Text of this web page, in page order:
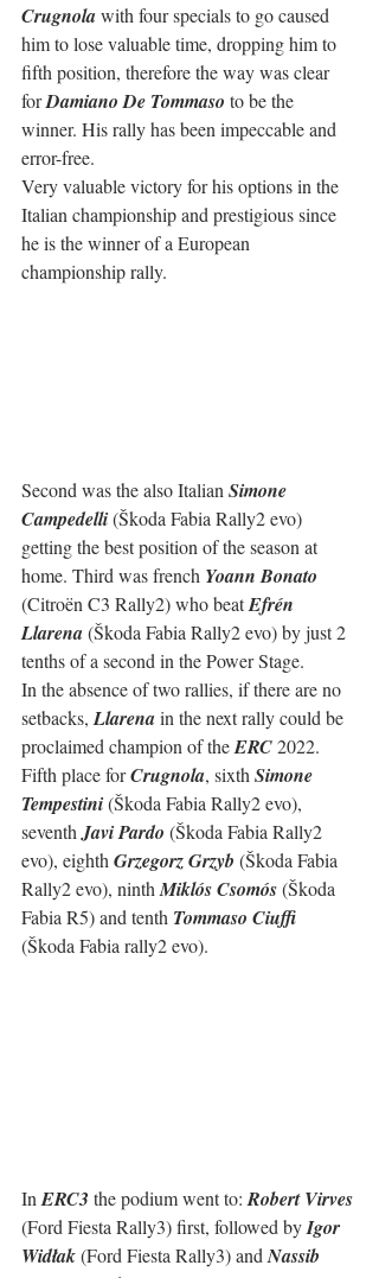
Crugnola with four specials to go caused
him to lose valuable time, dropping him to
fifth position, therefore the way was clear
for Damiano De Tommaso to be the
winner. His rally has been impeccable and
error-free.
Very valuable victory for his options in the
Italian championship and prestigious since
he is the winner of a European
championship rally.
Second was the also Italian Simone
Campedelli (Škoda Fabia Rally2 evo)
getting the best position of the season at
home. Third was french Yoann Bonato
(Citroën C3 Rally2) who beat Efrén
Llarena (Škoda Fabia Rally2 evo) by just 2
tenths of a second in the Power Stage.
In the absence of two rallies, if there are no
setbacks, Llarena in the next rally could be
proclaimed champion of the ERC 2022.
Fifth place for Crugnola, sixth Simone
Tempestini (Škoda Fabia Rally2 evo),
seventh Javi Pardo (Škoda Fabia Rally2
evo), eighth Grzegorz Grzyb (Škoda Fabia
Rally2 evo), ninth Miklós Csomós (Škoda
Fabia R5) and tenth Tommaso Ciuffi
(Škoda Fabia rally2 evo).
In ERC3 the podium went to: Robert Virves
(Ford Fiesta Rally3) first, followed by Igor
Widłak (Ford Fiesta Rally3) and Nassib